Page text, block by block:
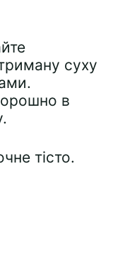
суху
в
тісто.